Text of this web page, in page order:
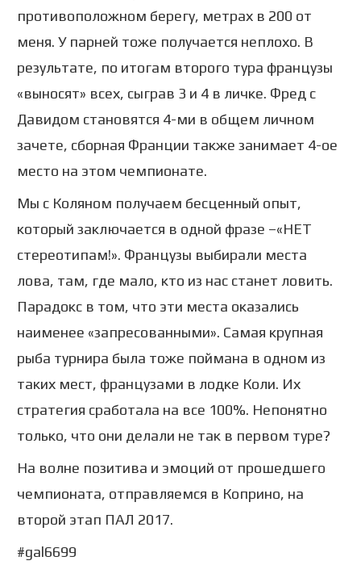
противоположном берегу, метрах в 200 от
меня. У парней тоже получается неплохо. В
результате, по итогам второго тура французы
«выносят» всех, сыграв 3 и 4 в личке. Фред с
Давидом становятся 4-ми в общем личном
зачете, сборная Франции также занимает 4-ое
место на этом чемпионате.
Мы с Коляном получаем бесценный опыт,
который заключается в одной фразе –«НЕТ
стереотипам!». Французы выбирали места
лова, там, где мало, кто из нас станет ловить.
Парадокс в том, что эти места оказались
наименее «запресованными». Самая крупная
рыба турнира была тоже поймана в одном из
таких мест, французами в лодке Коли. Их
стратегия сработала на все 100%. Непонятно
только, что они делали не так в первом туре?
На волне позитива и эмоций от прошедшего
чемпионата, отправляемся в Коприно, на
второй этап ПАЛ 2017.
#gal6699